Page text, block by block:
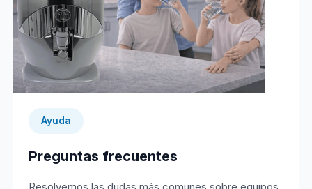
Ayuda
Preguntas frecuentes